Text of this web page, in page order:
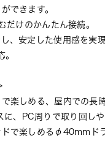
できます。
だけのかんたん接続。
、安定した使用感を実現
楽しめる、屋内での長
に、PC周りで取り回し
で楽しめるφ40mmド